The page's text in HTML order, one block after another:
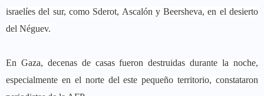
israelíes del sur, como Sderot, Ascalón y Beersheva, en el desierto
del Néguev.
En Gaza, decenas de casas fueron destruidas durante la noche,
especialmente en el norte del este pequeño territorio, constataron